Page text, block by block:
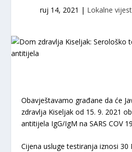
ruj 14, 2021 | Lokalne
Obavještavamo građane da će
zdravlja Kiseljak od 15. 9. 2021
antitijela IgG/IgM na SARS COV
Cijena usluge testiranja iznosi 30